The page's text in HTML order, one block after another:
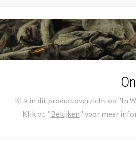
Klik in dit productoverzicht op "In
Klik op "Bekijken" voor meer